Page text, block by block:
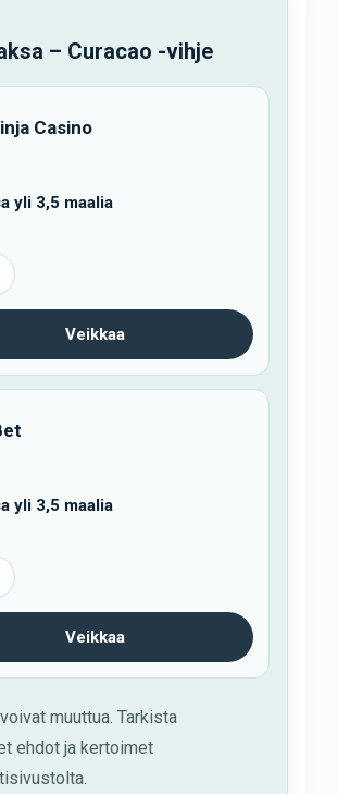
– Curacao -vihje
Casino
yli 3,5 maalia
Veikkaa
yli 3,5 maalia
Veikkaa
muuttua. Tarkista
ehdot ja kertoimet